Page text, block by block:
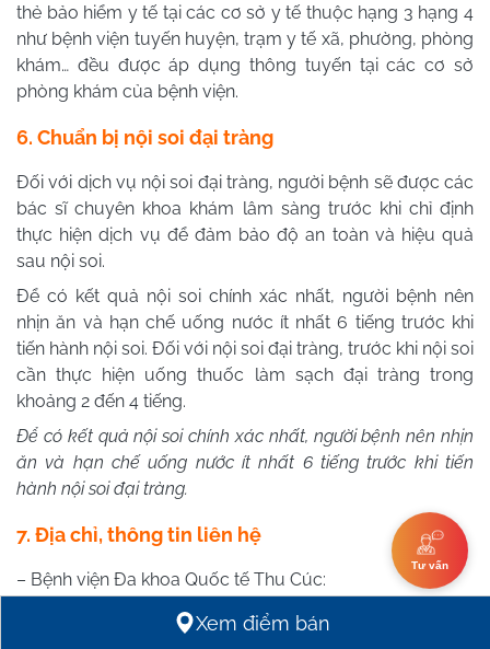
thẻ bảo hiểm y tế tại các cơ sở y tế thuộc hạng 3 hạng 4
như bệnh viện tuyến huyện, trạm y tế xã, phường, phòng
khám… đều được áp dụng thông tuyến tại các cơ sở
phòng khám của bệnh viện.
6. Chuẩn bị nội soi đại tràng
Đối với dịch vụ nội soi đại tràng, người bệnh sẽ được các
bác sĩ chuyên khoa khám lâm sàng trước khi chỉ định
thực hiện dịch vụ để đảm bảo độ an toàn và hiệu quả
sau nội soi.
Để có kết quả nội soi chính xác nhất, người bệnh nên
nhịn ăn và hạn chế uống nước ít nhất 6 tiếng trước khi
tiến hành nội soi. Đối với nội soi đại tràng, trước khi nội soi
cần thực hiện uống thuốc làm sạch đại tràng trong
khoảng 2 đến 4 tiếng.
Để có kết quả nội soi chính xác nhất, người bệnh nên nhịn
ăn và hạn chế uống nước ít nhất 6 tiếng trước khi tiến
hành nội soi đại tràng.
7. Địa chỉ, thông tin liên hệ
– Bệnh viện Đa khoa Quốc tế Thu Cúc:
Địa chỉ: 286 Thụy Khuê, Tây Hồ, Hà Nội, Thụy Khuê,
Tư vấn
Xem điểm bán